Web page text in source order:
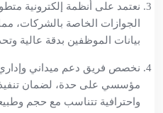
نعتمد على أنظمة إلكترونية
الجوازات الخاصة بالشركات،
بيانات الموظفين بدقة عالية
نخصص فريق دعم ميداني وإداري
مؤسسي على حدة، لضمان
واحترافية تتناسب مع حجم